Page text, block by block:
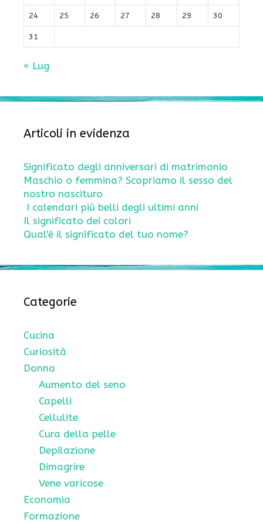
24 25 26 27 28 29 30
31
« Lug
Articoli in evidenza
Significato degli anniversari di matrimonio
Maschio o femmina? Scopriamo il sesso del
nostro nascituro
I calendari più belli degli ultimi anni
Il significato dei colori
Qual'è il significato del tuo nome?
Categorie
Cucina
Curiosità
Donna
Aumento del seno
Capelli
Cellulite
Cura della pelle
Depilazione
Dimagrire
Vene varicose
Economia
Formazione